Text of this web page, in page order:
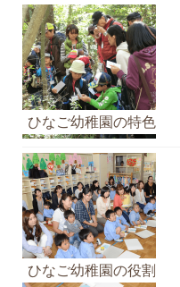
ブ
ひなご幼稚園の特色
ひなご幼稚園の役割